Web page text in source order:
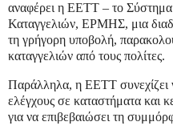
αναφέρει η ΕΕΤΤ – το Σύστημα
Καταγγελιών, ΕΡΜΗΣ, μια
τη γρήγορη υποβολή,
καταγγελιών από τους πολίτες.
Παράλληλα, η ΕΕΤΤ συνεχίζει
ελέγχους σε καταστήματα και
για να επιβεβαιώσει τη